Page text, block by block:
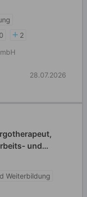
2
28.07.2026
und
Weiterbildung